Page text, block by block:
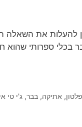
להעלות את השאלה
ספרותי שהוא
, אתיקה, בבר, ג'י טי